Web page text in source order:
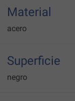
Material
acero
Superficie
negro